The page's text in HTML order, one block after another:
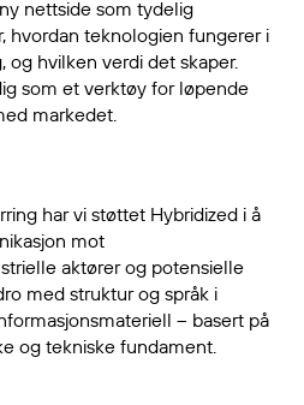
nettside som tydelig
hvordan teknologien fungerer i
og hvilken verdi det skaper.
som et verktøy for løpende
markedet.
har vi støttet Hybridized i å
mot
aktører og potensielle
med struktur og språk i
– basert på
og tekniske fundament.